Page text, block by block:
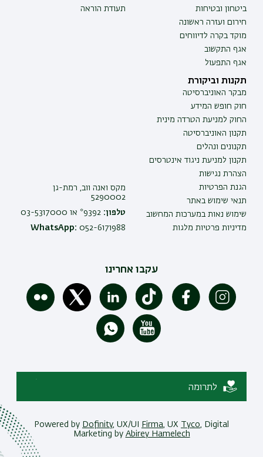
ביטחון ובטיחות
חירום ועזרה ראשונה
מוקד בקרה לדיווחים
אגף התקשוב
אגף התפעול
תעודת הוראה
תקנות וביקורת
מבקר האוניברסיטה
חוק חופש המידע
החוק למניעת הטרדה מינית
תקנון האוניברסיטה
תקנונים ונהלים
תקנון למניעת ניגוד אינטרסים
הצהרת נגישות
הגנת הפרטיות
תנאי שימוש באתר
שימוש נאות במערכות המחשוב
מדיניות פרטיות מלגות
מקס ואנה ווב, רמת-גן
5290002
טלפון:
WhatsApp: 052-6171988
עקבו אחרינו
לתרומה
Powered by Dofinity, UX/UI Firma , UX Tyco , Digital
Marketing by Abirey Hamelech